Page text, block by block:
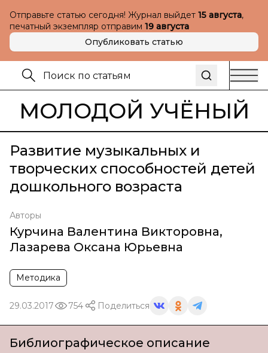
Отправьте статью сегодня! Журнал выйдет 15 августа,
печатный экземпляр отправим 19 августа
Опубликовать статью
МОЛОДОЙ УЧЁНЫЙ
Развитие музыкальных и
творческих способностей детей
дошкольного возраста
Авторы
Курчина Валентина Викторовна,
Лазарева Оксана Юрьевна
Методика
29.03.2017 754 Поделиться
Библиографическое описание